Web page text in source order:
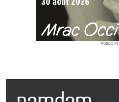
PUBLICITÉ